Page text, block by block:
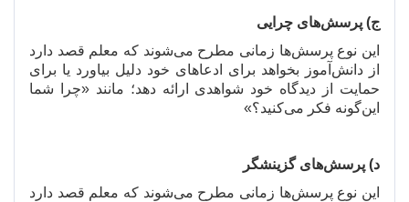
ج) پرسشهای چرایی
این نوع پرسشها زمانی مطرح میشوند که معلم قصد دارد
از دانش آموز بخواهد برای ادعاهای خود دلیل بیاورد یا برای
حمایت از دیدگاه خود شواهدی ارائه دهد؛ مانند «چرا شما
اینگونه فکر میکنید؟»
د) پرسشهای گزینشگر
این نوع پرسشها زمانی مطرح میشوند که معلم قصد دارد